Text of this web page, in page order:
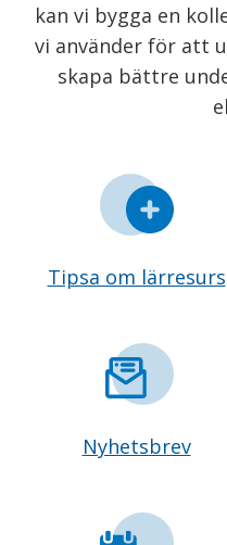
kan vi bygga en
vi använder för att
skapa bättre
Tipsa om lärresurs
Nyhetsbrev